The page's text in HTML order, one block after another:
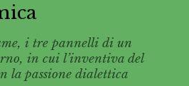
i tre pannelli di un
in cui l’inventiva del
la passione dialettica